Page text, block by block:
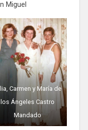
Miguel
Carmen y María de
los Ángeles Castro
Mandado